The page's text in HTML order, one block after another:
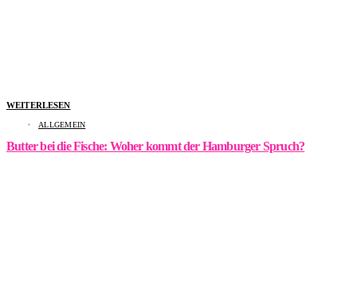
WEITERLESEN
ALLGEMEIN
Butter bei die Fische: Woher kommt der Hamburger Spruch?